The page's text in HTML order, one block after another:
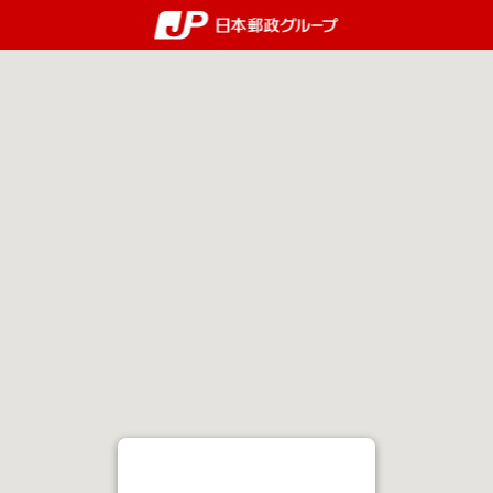
郵便局・日本郵政グループ